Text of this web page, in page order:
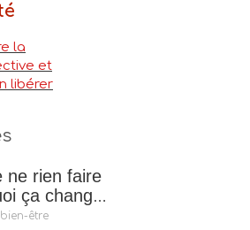
la
et
libérer
ne rien faire
ça change
être